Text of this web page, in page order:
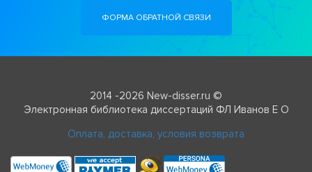
ФОРМА ОБРАТНОЙ СВЯЗИ
2014 -2026 New-disser.ru ©
Электронная библиотека диссертаций ФЛ Иванов Е О
Оплата, доставка, условия возврата